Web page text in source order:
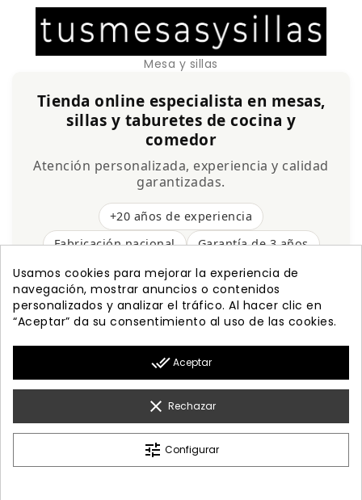
Mesa y sillas
Tienda online especialista en mesas,
sillas y taburetes de cocina y
comedor
Atención personalizada, experiencia y calidad
garantizadas.
+20 años de experiencia
Fabricación nacional
Garantía de 3 años
Envío gratis
PRODUCTOS 

INFORMACIÓN 
© 2026 - Diseño Web By Optimiza
Usamos cookies para mejorar la experiencia de
navegación, mostrar anuncios o contenidos
personalizados y analizar el tráfico. Al hacer clic en
“Aceptar” da su consentimiento al uso de las cookies.
done_all Aceptar
clear Rechazar
tune Configurar